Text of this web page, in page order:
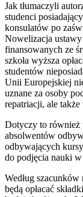
Jak tłumaczyli
studenci
konsulatów po
Nowelizacja
finansowanych ze
szkoła wyższa
studentów
Unii Europejskiej
uznane za osoby
repatriacji, ale
Dotyczy to również
absolwentów
odbywających
do podjęcia nauki
Według
będą opłacać